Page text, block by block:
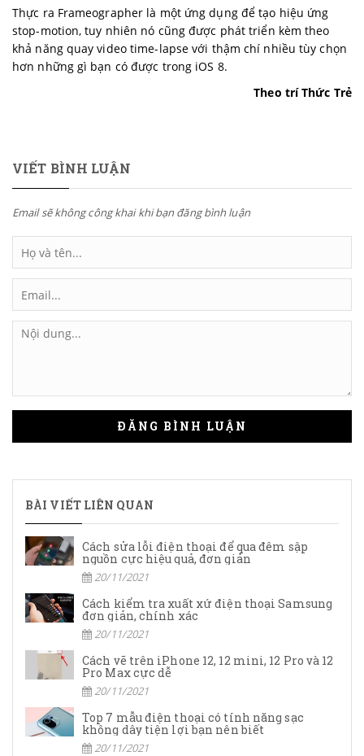
Thực ra Frameographer là một ứng dụng để tạo hiệu ứng
stop-motion, tuy nhiên nó cũng được phát triển kèm theo
khả năng quay video time-lapse với thậm chí nhiều tùy chọn
hơn những gì bạn có được trong iOS 8.
Theo trí Thức Trẻ
VIẾT BÌNH LUẬN
Email sẽ không công khai khi bạn đăng bình luận
ĐĂNG BÌNH LUẬN
BÀI VIẾT LIÊN QUAN
Cách sửa lỗi điện thoại để qua đêm sập
nguồn cực hiệu quả, đơn giản
20/11/2021
Cách kiểm tra xuất xứ điện thoại Samsung
đơn giản, chính xác
20/11/2021
Cách vẽ trên iPhone 12, 12 mini, 12 Pro và 12
Pro Max cực dễ
20/11/2021
Top 7 mẫu điện thoại có tính năng sạc
không dây tiện lợi bạn nên biết
20/11/2021